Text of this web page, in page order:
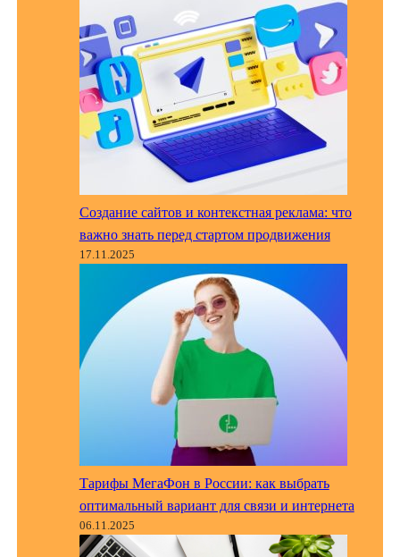
Создание сайтов и контекстная реклама: что
важно знать перед стартом продвижения
17.11.2025
Тарифы МегаФон в России: как выбрать
оптимальный вариант для связи и интернета
06.11.2025